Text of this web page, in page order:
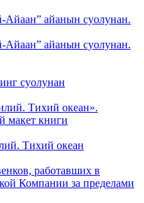
айанын суолунан.
айанын суолунан.
суолунан
Тихий океан».
макет книги
Тихий океан
работавших в
Компании за пределами